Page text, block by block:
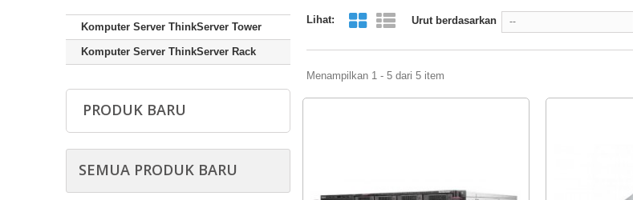
Komputer Server ThinkServer Tower
Komputer Server ThinkServer Rack
PRODUK BARU
SEMUA PRODUK BARU
Lihat: Urut berdasarkan --
Menampilkan 1 - 5 dari 5 item